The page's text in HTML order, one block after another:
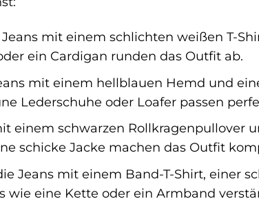
mit einem schlichten weißen T-
ein Cardigan runden das Outfit ab.
mit einem hellblauen Hemd und
Lederschuhe oder Loafer passen
einem schwarzen Rollkragenpullover
schicke Jacke machen das Outfit
Jeans mit einem Band-T-Shirt, einer
wie eine Kette oder ein Armband